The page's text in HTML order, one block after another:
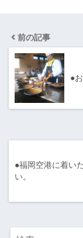
前の記事
●
●福岡空港に着い
い。